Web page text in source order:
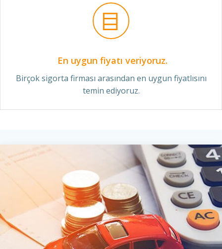
En uygun fiyatı veriyoruz.
Birçok sigorta firması arasından en uygun fiyatlısını
temin ediyoruz.